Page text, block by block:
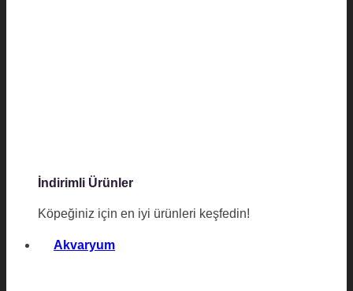
İndirimli Ürünler
Köpeğiniz için en iyi ürünleri keşfedin!
Akvaryum